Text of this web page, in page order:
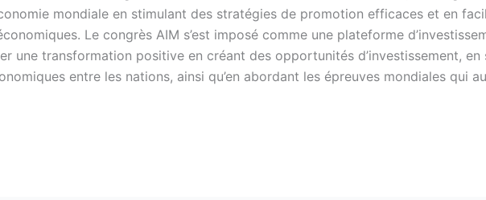
mondiale en stimulant des stratégies de promotion efficaces et en
Le congrès AIM s’est imposé comme une plateforme
une transformation positive en créant des opportunités d’investissement,
entre les nations, ainsi qu’en abordant les épreuves mondiales qui